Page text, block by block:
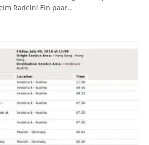
Radeln! Ein paar…